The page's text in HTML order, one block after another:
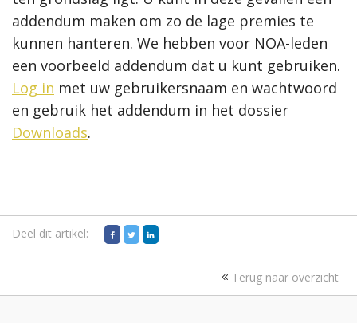
addendum maken om zo de lage premies te
kunnen hanteren. We hebben voor NOA-leden
een voorbeeld addendum dat u kunt gebruiken.
Log in met uw gebruikersnaam en wachtwoord
en gebruik het addendum in het dossier
Downloads.
Deel dit artikel:
Terug naar overzicht